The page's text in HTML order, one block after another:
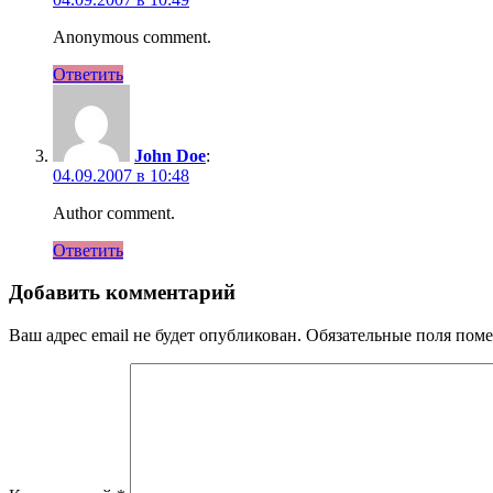
Anonymous comment.
Ответить
John Doe:
04.09.2007 в 10:48
Author comment.
Ответить
Добавить комментарий
Ваш адрес email не будет опубликован. Обязательные поля